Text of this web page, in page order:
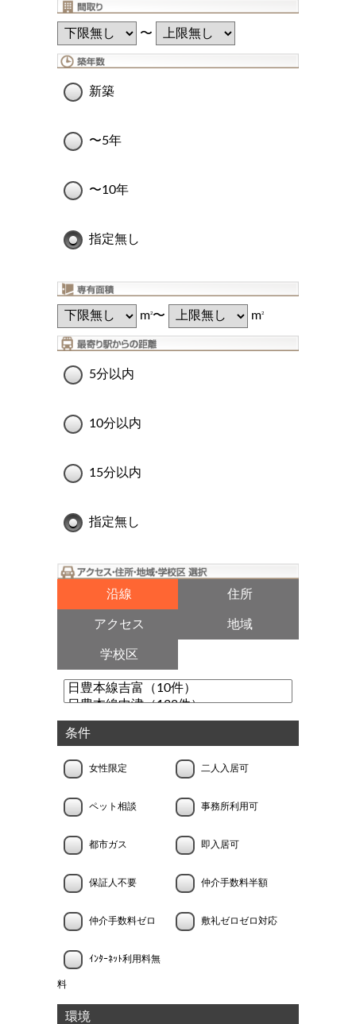
〜
新築
〜5年
〜10年
指定無し
m2〜 m2
5分以内
10分以内
15分以内
指定無し
沿線 住所
アクセス 地域
学校区
条件
女性限定 二人入居可
ペット相談 事務所利用可
都市ガス 即入居可
保証人不要 仲介手数料半額
仲介手数料ゼロ 敷礼ゼロゼロ対応
ｲﾝﾀｰﾈｯﾄ利用料無
料
環境